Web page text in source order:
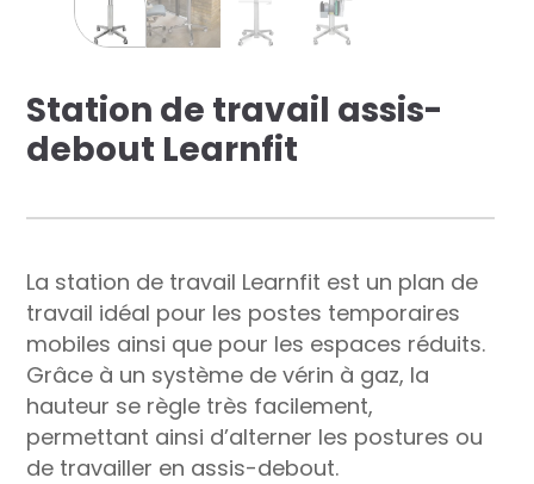
Station de travail assis-
debout Learnfit
La station de travail Learnfit est un plan de
travail idéal pour les postes temporaires
mobiles ainsi que pour les espaces réduits.
Grâce à un système de vérin à gaz, la
hauteur se règle très facilement,
permettant ainsi d’alterner les postures ou
de travailler en assis-debout.